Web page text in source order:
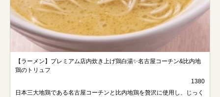
【ラーメン】プレミアム店内炊き上げ鶏白湯✨名古屋コーチン&比内地
鶏のトリュフ
1380
日本三大地鶏である名古屋コーチンと比内地鶏を贅沢に使用し、じっく